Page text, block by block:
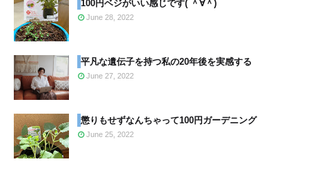
100円ベジがいい感じです( ＾∀＾)
June 28, 2022
平凡な遺伝子を持つ私の20年後を実感する
June 27, 2022
懲りもせずなんちゃって100円ガーデニング
June 25, 2022